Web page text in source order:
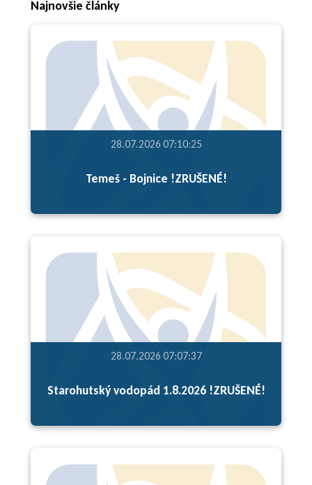
Najnovšie články
28.07.2026 07:10:25
Temeš - Bojnice !ZRUŠENÉ!
28.07.2026 07:07:37
Starohutský vodopád 1.8.2026 !ZRUŠENÉ!